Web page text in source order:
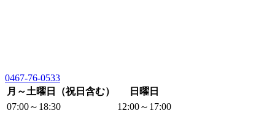
0467-76-0533
月～土曜日（祝日含む）
日曜日
07:00～18:30
12:00～17:00